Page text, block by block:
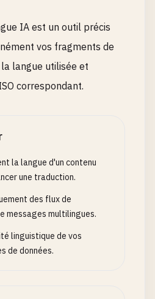
IA est un outil précis
vos fragments de
langue utilisée et
correspondant.
la langue d'un contenu
une traduction.
des flux de
messages multilingues.
linguistique de vos
de données.